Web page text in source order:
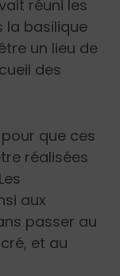
réuni les
la basilique
un lieu de
des
que ces
réalisées
aux
passer au
et au